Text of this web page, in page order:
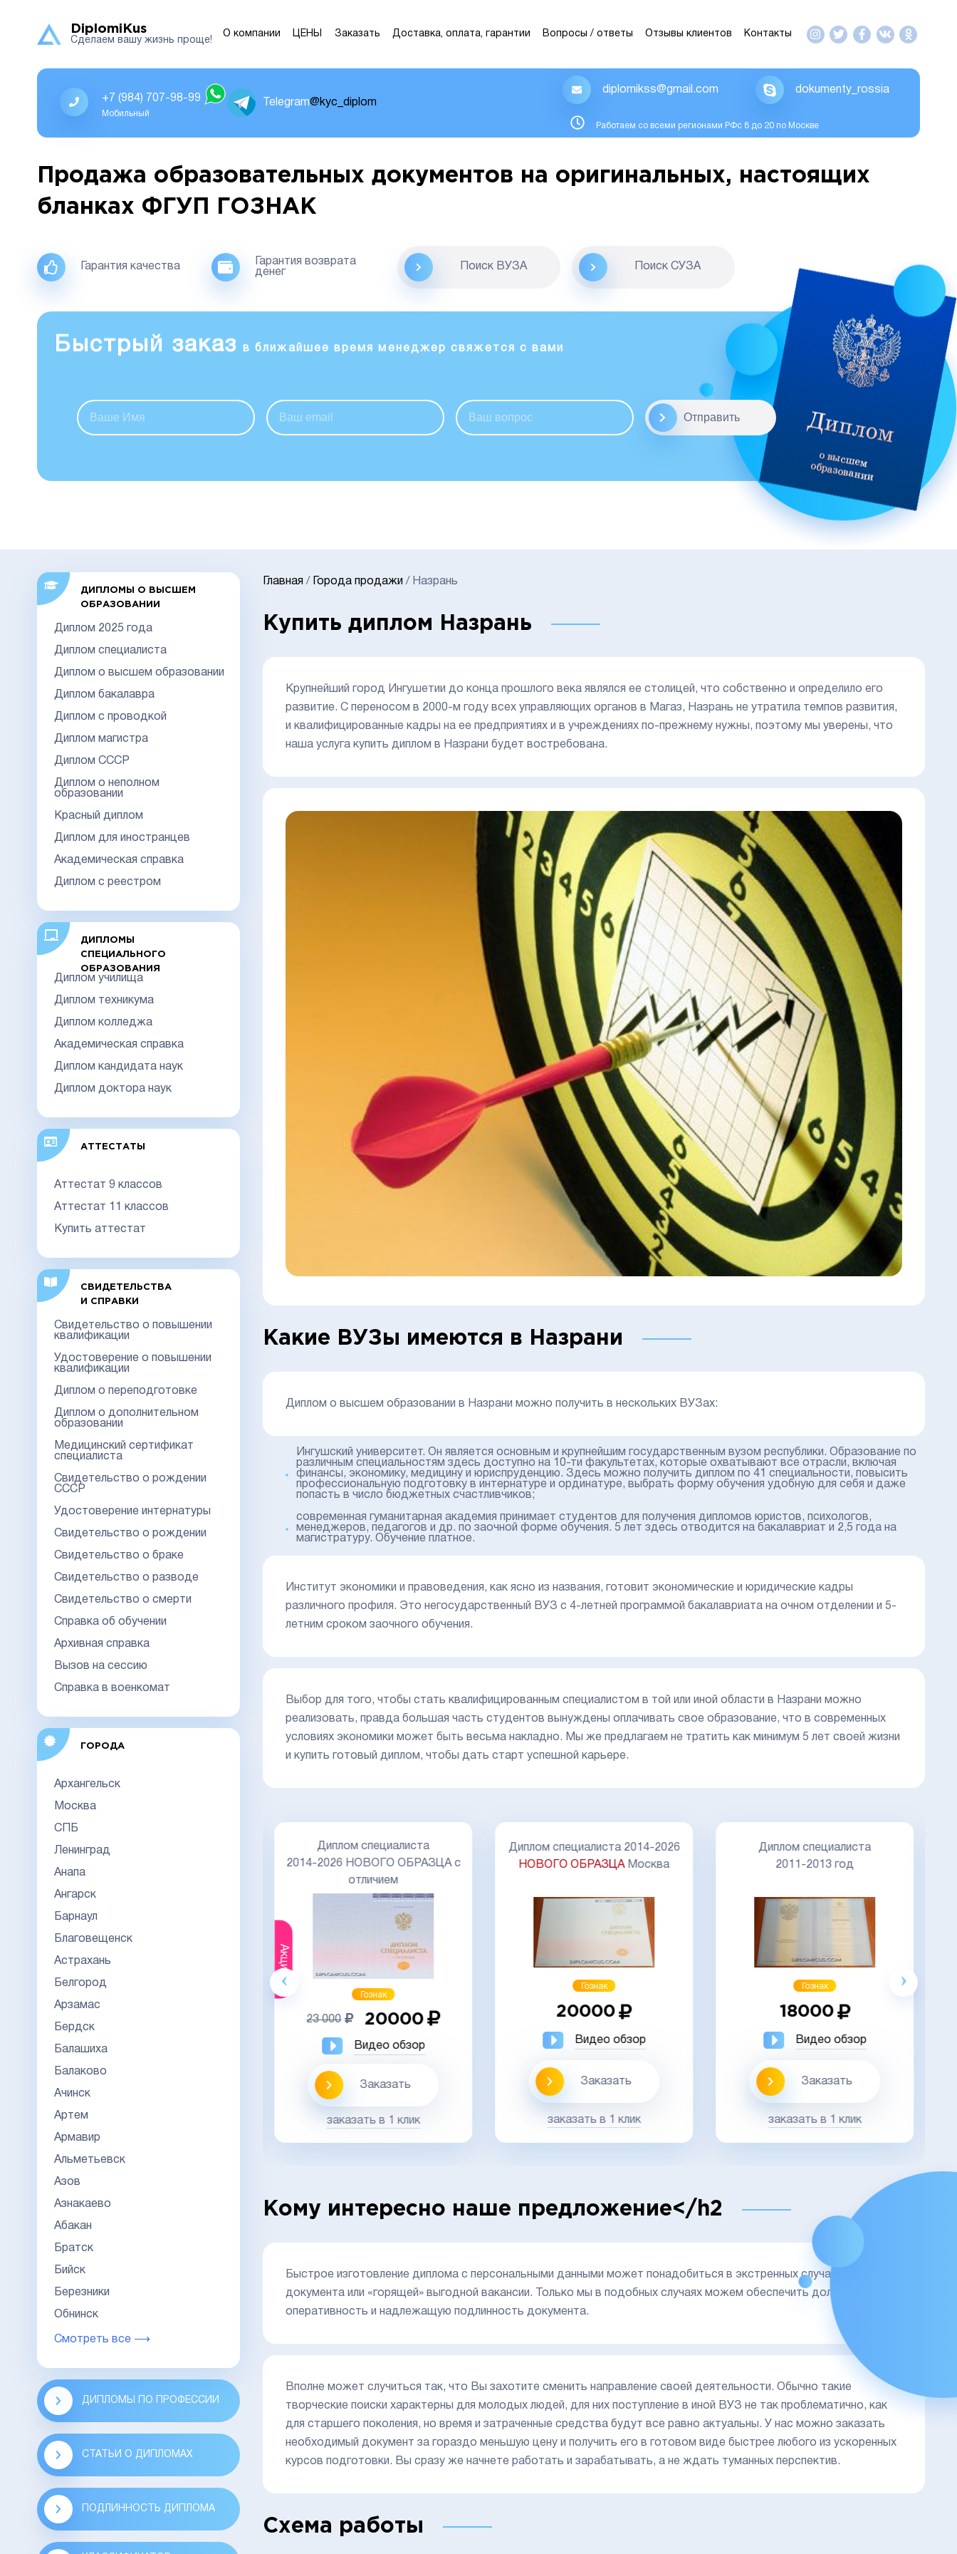
DiplomiKus
Сделаем вашу жизнь проще!
О компании ЦЕНЫ Заказать Доставка, оплата, гарантии Вопросы / ответы Отзывы клиентов Контакты
+7 (984) 707-98-99
Мобильный
Telegram@kyc_diplom
diplomikss@gmail.com dokumenty_rossia
Работаем со всеми регионами РФс 8 до 20 по Москве
Продажа образовательных документов на оригинальных, настоящих
бланках ФГУП ГОЗНАК
Гарантия качества
Гарантия возврата
денег
Поиск ВУЗА Поиск CУЗА
Быстрый заказ в ближайшее время менеджер свяжется с вами
Отправить
ДИПЛОМЫ О ВЫСШЕМ
ОБРАЗОВАНИИ
Диплом 2025 года
Диплом специалиста
Диплом о высшем образовании
Диплом бакалавра
Диплом с проводкой
Диплом магистра
Диплом СССР
Диплом о неполном
образовании
Красный диплом
Диплом для иностранцев
Академическая справка
Диплом с реестром
ДИПЛОМЫ
СПЕЦИАЛЬНОГО
ОБРАЗОВАНИЯ
Диплом училища
Диплом техникума
Диплом колледжа
Академическая справка
Диплом кандидата наук
Диплом доктора наук
АТТЕСТАТЫ
Аттестат 9 классов
Аттестат 11 классов
Купить аттестат
СВИДЕТЕЛЬСТВА
И СПРАВКИ
Свидетельство о повышении
квалификации
Удостоверение о повышении
квалификации
Диплом о переподготовке
Диплом о дополнительном
образовании
Медицинский сертификат
специалиста
Свидетельство о рождении
СССР
Удостоверение интернатуры
Свидетельство о рождении
Свидетельство о браке
Свидетельство о разводе
Свидетельство о смерти
Справка об обучении
Архивная справка
Вызов на сессию
Справка в военкомат
ГОРОДА
Архангельск
Москва
СПБ
Ленинград
Анапа
Ангарск
Барнаул
Благовещенск
Астрахань
Белгород
Арзамас
Бердск
Балашиха
Балаково
Ачинск
Артем
Армавир
Альметьевск
Азов
Азнакаево
Абакан
Братск
Бийск
Березники
Обнинск
Смотреть все ⟶
ДИПЛОМЫ ПО ПРОФЕССИИ
СТАТЬИ О ДИПЛОМАХ
ПОДЛИННОСТЬ ДИПЛОМА
Главная / Города продажи / Назрань
Купить диплом Назрань
Крупнейший город Ингушетии до конца прошлого века являлся ее столицей, что собственно и определило его
развитие. С переносом в 2000-м году всех управляющих органов в Магаз, Назрань не утратила темпов развития,
и квалифицированные кадры на ее предприятиях и в учреждениях по-прежнему нужны, поэтому мы уверены, что
наша услуга купить диплом в Назрани будет востребована.
Какие ВУЗы имеются в Назрани
Диплом о высшем образовании в Назрани можно получить в нескольких ВУЗах:
Ингушский университет. Он является основным и крупнейшим государственным вузом республики. Образование по
различным специальностям здесь доступно на 10-ти факультетах, которые охватывают все отрасли, включая
финансы, экономику, медицину и юриспруденцию. Здесь можно получить диплом по 41 специальности, повысить
профессиональную подготовку в интернатуре и ординатуре, выбрать форму обучения удобную для себя и даже
попасть в число бюджетных счастливчиков;
современная гуманитарная академия принимает студентов для получения дипломов юристов, психологов,
менеджеров, педагогов и др. по заочной форме обучения. 5 лет здесь отводится на бакалавриат и 2,5 года на
магистратуру. Обучение платное.
Институт экономики и правоведения, как ясно из названия, готовит экономические и юридические кадры
различного профиля. Это негосударственный ВУЗ с 4-летней программой бакалавриата на очном отделении и 5-
летним сроком заочного обучения.
Выбор для того, чтобы стать квалифицированным специалистом в той или иной области в Назрани можно
реализовать, правда большая часть студентов вынуждены оплачивать свое образование, что в современных
условиях экономики может быть весьма накладно. Мы же предлагаем не тратить как минимум 5 лет своей жизни
и купить готовый диплом, чтобы дать старт успешной карьере.
Акция
Диплом специалиста 2014-2026
Акция
Диплом специалиста
2014-2026 НОВОГО ОБРАЗЦА с
отличием
Гознак
23 000 20000
Видео обзор
Заказать
заказать в 1 клик
Диплом специалиста 2014-2026
НОВОГО ОБРАЗЦАМосква
Гознак
20000
Видео обзор
Заказать
заказать в 1 клик
Диплом специалиста
2011-2013 год
Гознак
18000
Видео обзор
Заказать
заказать в 1 клик
Кому интересно наше предложение</h2
Быстрое изготовление диплома с персональными данными может понадобиться в экстренных случаях потери
документа или «горящей» выгодной вакансии. Только мы в подобных случаях можем обеспечить должную
оперативность и надлежащую подлинность документа.
Вполне может случиться так, что Вы захотите сменить направление своей деятельности. Обычно такие
творческие поиски характерны для молодых людей, для них поступление в иной ВУЗ не так проблематично, как
для старшего поколения, но время и затраченные средства будут все равно актуальны. У нас можно заказать
необходимый документ за гораздо меньшую цену и получить его в готовом виде быстрее любого из ускоренных
курсов подготовки. Вы сразу же начнете работать и зарабатывать, а не ждать туманных перспектив.
Схема работы